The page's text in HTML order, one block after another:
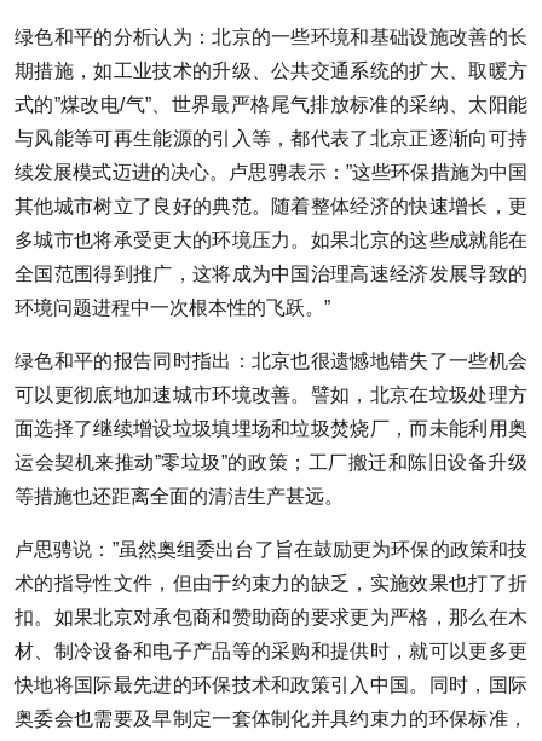
绿色和平的分析认为：北京的一些环境和基础设施改善的长
期措施，如工业技术的升级、公共交通系统的扩大、取暖方
式的”煤改电/气”、世界最严格尾气排放标准的采纳、太阳能
与风能等可再生能源的引入等，都代表了北京正逐渐向可持
续发展模式迈进的决心。卢思骋表示：”这些环保措施为中国
其他城市树立了良好的典范。随着整体经济的快速增长，更
多城市也将承受更大的环境压力。如果北京的这些成就能在
全国范围得到推广，这将成为中国治理高速经济发展导致的
环境问题进程中一次根本性的飞跃。”
绿色和平的报告同时指出：北京也很遗憾地错失了一些机会
可以更彻底地加速城市环境改善。譬如，北京在垃圾处理方
面选择了继续增设垃圾填埋场和垃圾焚烧厂，而未能利用奥
运会契机来推动”零垃圾”的政策；工厂搬迁和陈旧设备升级
等措施也还距离全面的清洁生产甚远。
卢思骋说：”虽然奥组委出台了旨在鼓励更为环保的政策和技
术的指导性文件，但由于约束力的缺乏，实施效果也打了折
扣。如果北京对承包商和赞助商的要求更为严格，那么在木
材、制冷设备和电子产品等的采购和提供时，就可以更多更
快地将国际最先进的环保技术和政策引入中国。同时，国际
奥委会也需要及早制定一套体制化并具约束力的环保标准，